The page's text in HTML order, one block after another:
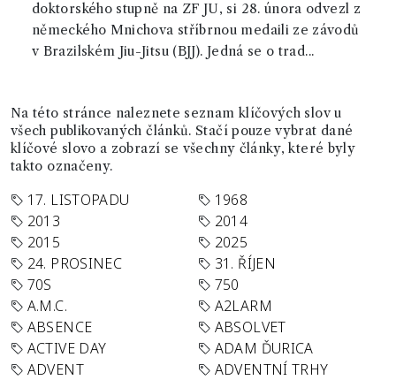
doktorského stupně na ZF JU, si 28. února odvezl z
německého Mnichova stříbrnou medaili ze závodů
v Brazilském Jiu-Jitsu (BJJ). Jedná se o trad...
Na této stránce naleznete seznam klíčových slov u
všech publikovaných článků. Stačí pouze vybrat dané
klíčové slovo a zobrazí se všechny články, které byly
takto označeny.
17. LISTOPADU
1968
2013
2014
2015
2025
24. PROSINEC
31. ŘÍJEN
70S
750
A.M.C.
A2LARM
ABSENCE
ABSOLVET
ACTIVE DAY
ADAM ĎURICA
ADVENT
ADVENTNÍ TRHY